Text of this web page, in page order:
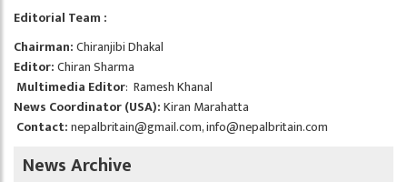
Editorial Team :
Chairman:Chiranjibi Dhakal
Editor:Chiran Sharma
Multimedia Editor: Ramesh Khanal
News Coordinator (USA):Kiran Marahatta
Contact:nepalbritain@gmail.com,info@nepalbritain.com
News Archive